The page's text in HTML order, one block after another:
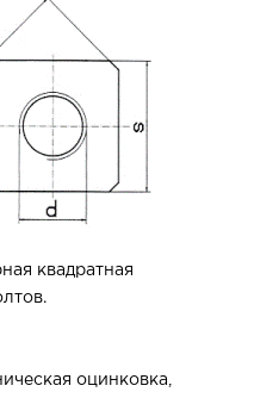
квадратная
оцинковка,